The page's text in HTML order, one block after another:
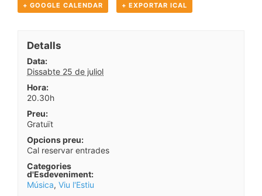
+ GOOGLE CALENDAR + EXPORTAR ICAL
Detalls
Data:
Dissabte 25 de juliol
Hora:
20.30h
Preu:
Gratuït
Opcions preu:
Cal reservar entrades
Categories
d'Esdeveniment:
Música,Viu l'Estiu